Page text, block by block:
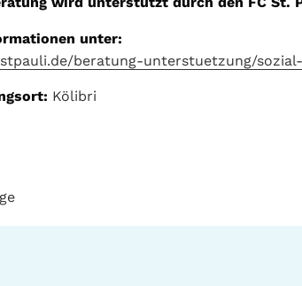
unter:
beratung-unterstuetzung/
Kölibri